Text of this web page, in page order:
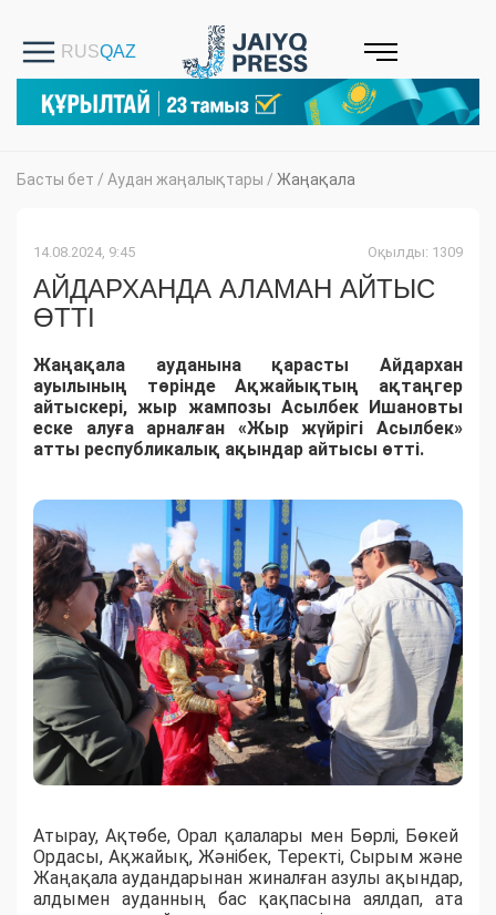
Басты бет / Аудан жаңалықтары / Жаңақала
14.08.2024, 9:45 Оқылды: 1309
АЙДАРХАНДА АЛАМАН АЙТЫС
ӨТТІ
Жаңақала ауданына қарасты Айдархан
ауылының төрінде Ақжайықтың ақтаңгер
айтыскері, жыр жампозы Асылбек Ишановты
еске алуға арналған «Жыр жүйрігі Асылбек»
атты республикалық ақындар айтысы өтті.
Атырау, Ақтөбе, Орал қалалары мен Бөрлі, Бөкей
Ордасы, Ақжайық, Жәнібек, Теректі, Сырым және
Жаңақала аудандарынан жиналған азулы ақындар,
алдымен ауданның бас қақпасына аялдап, ата